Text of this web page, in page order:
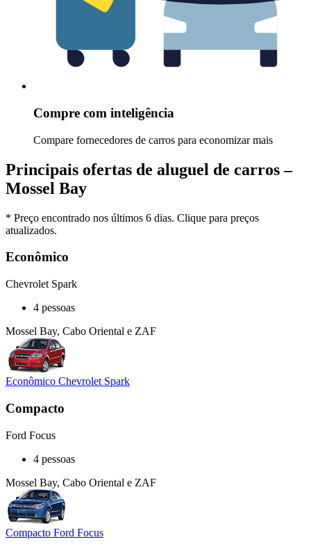
Compre com inteligência
Compare fornecedores de carros para economizar mais
Principais ofertas de aluguel de carros –
Mossel Bay
* Preço encontrado nos últimos 6 dias. Clique para preços
atualizados.
Econômico
Chevrolet Spark
4 pessoas
Mossel Bay, Cabo Oriental e ZAF
Econômico Chevrolet Spark
Compacto
Ford Focus
4 pessoas
Mossel Bay, Cabo Oriental e ZAF
Compacto Ford Focus